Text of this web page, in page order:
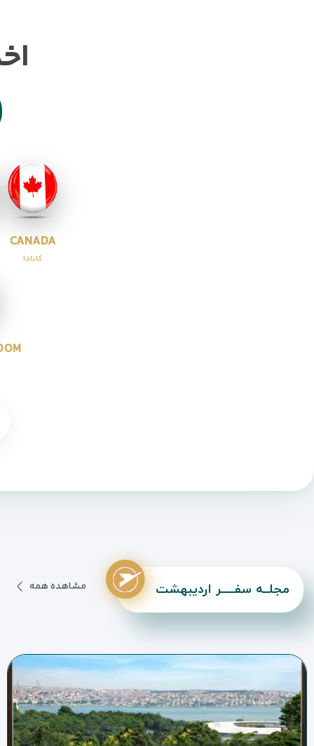
CANADA
کانادا
مجلــه سفـــــر اردیبهشت مشاهده همه